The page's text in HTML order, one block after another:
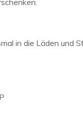
in die Läden und